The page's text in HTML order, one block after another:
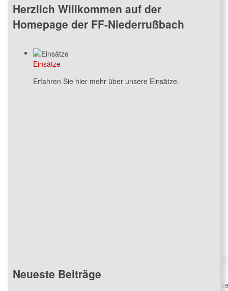
Herzlich Willkommen auf der
Homepage der FF-Niederrußbach
Einsätze
Erfahren Sie hier mehr über unsere Einsätze.
Fuhrpark
Erfahren Sie hier mehr über unseren aktuellen Fuhrpark
Neueste Beiträge